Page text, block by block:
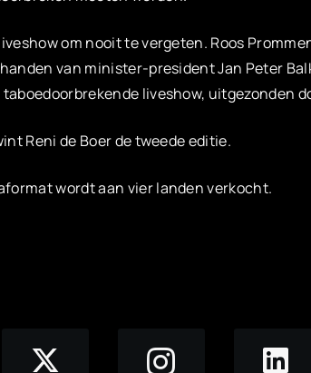
om nooit te vergeten. Roos
van minister-president Jan Peter
taboedoorbrekende liveshow, uitgezonden
Reni de Boer de tweede editie.
wordt aan vier landen verkocht.